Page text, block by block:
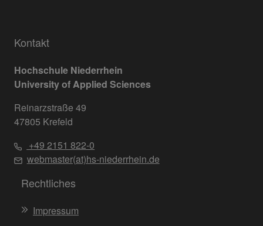
Kontakt
Hochschule Niederrhein
University of Applied Sciences
Reinarzstraße 49
47805 Krefeld
+49 2151 822-0
webmaster(at)hs-niederrhein.de
Rechtliches
Impressum